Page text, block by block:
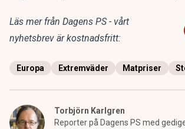
Läs mer från Dagens PS - vårt
nyhetsbrev är kostnadsfritt:
Europa Extremväder Matpriser
Torbjörn Karlgren
Reporter på Dagens PS med